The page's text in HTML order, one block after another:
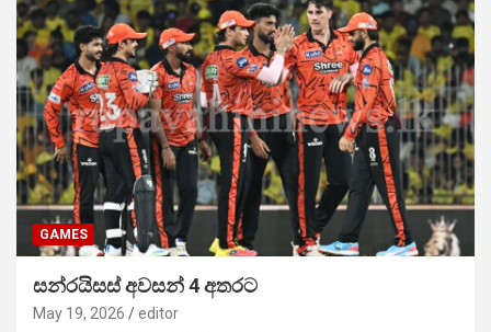
GAMES
සන්රයිසස් අවසන් 4 අතරට
May 19, 2026 editor